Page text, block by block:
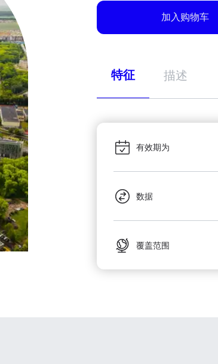
加入购物车
特征 描述
有效期为
数据
覆盖范围